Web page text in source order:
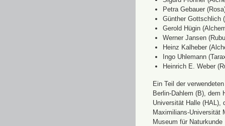
Petra Gebauer
Günther Gottschlich
Gerold Hügin
Werner Jansen
Heinz Kalheber
Ingo Uhlemann
Heinrich E. Weber
Ein Teil der
Berlin-Dahlem (B), dem
Universität Halle (HAL),
Maximilians-Universität
Museum für